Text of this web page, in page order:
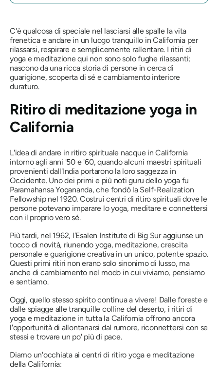
C'è qualcosa di speciale nel lasciarsi alle spalle la vita
frenetica e andare in un luogo tranquillo in California per
rilassarsi, respirare e semplicemente rallentare. I ritiri di
yoga e meditazione qui non sono solo fughe rilassanti;
nascono da una ricca storia di persone in cerca di
guarigione, scoperta di sé e cambiamento interiore
duraturo.
Ritiro di meditazione yoga in
California
L'idea di andare in ritiro spirituale nacque in California
intorno agli anni '50 e '60, quando alcuni maestri spirituali
provenienti dall'India portarono la loro saggezza in
Occidente. Uno dei primi e più noti guru dello yoga fu
Paramahansa Yogananda, che fondò la Self-Realization
Fellowship nel 1920. Costruì centri di ritiro spirituali dove le
persone potevano imparare lo yoga, meditare e connettersi
con il proprio vero sé.
Più tardi, nel 1962, l'Esalen Institute di Big Sur aggiunse un
tocco di novità, riunendo yoga, meditazione, crescita
personale e guarigione creativa in un unico, potente spazio.
Questi primi ritiri non erano solo sinonimo di lusso, ma
anche di cambiamento nel modo in cui viviamo, pensiamo
e sentiamo.
Oggi, quello stesso spirito continua a vivere! Dalle foreste e
dalle spiagge alle tranquille colline del deserto, i ritiri di
yoga e meditazione in tutta la California offrono ancora
l'opportunità di allontanarsi dal rumore, riconnettersi con se
stessi e trovare un po' più di pace.
Diamo un'occhiata ai centri di ritiro yoga e meditazione
della California: